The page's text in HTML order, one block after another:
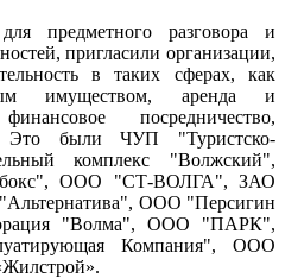
предметного разговора и
пригласили организации,
в таких сферах, как
имуществом, аренда и
посредничество,
Это были ЧУП "Туристско-
комплекс "Волжский",
ООО "СТ-ВОЛГА", ЗАО
ООО "Персигин
"Волма", ООО "ПАРК",
Компания", ООО